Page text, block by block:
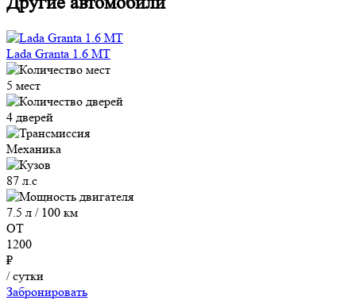
Lada Granta 1.6 MT
5 мест
4 дверей
Механика
87 л.с
7.5 л / 100 км
ОТ
1200
₽
/ сутки
Забронировать